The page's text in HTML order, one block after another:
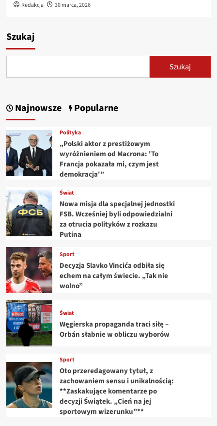
Redakcja 30 marca, 2026
Szukaj
Szukaj
Najnowsze Popularne
Polityka
„Polski aktor z prestiżowym
wyróżnieniem od Macrona: 'To
Francja pokazała mi, czym jest
demokracja'”
Świat
Nowa misja dla specjalnej jednostki
FSB. Wcześniej byli odpowiedzialni
za otrucia polityków z rozkazu
Putina
Sport
Decyzja Slavko Vincića odbiła się
echem na całym świecie. „Tak nie
wolno”
Świat
Węgierska propaganda traci siłę –
Orbán słabnie w obliczu wyborów
Sport
Oto przeredagowany tytuł, z
zachowaniem sensu i unikalnością:
**Zaskakujące komentarze po
decyzji Świątek. „Cień na jej
sportowym wizerunku”**